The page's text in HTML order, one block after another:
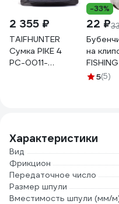
2 355 ₽
TAIFHUNTER
Сумка PIKE 4
РС-0011-
-33%
22 ₽
на
металл
5(5)
Характеристики
Вид
Фрикцион
Передаточное число
Размер шпули
Вместимость шпули (мм/